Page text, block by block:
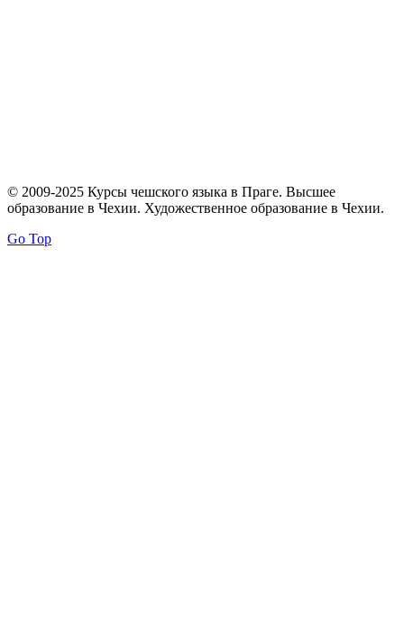
© 2009-2025 Курсы чешского языка в Праге. Высшее
образование в Чехии. Художественное образование в Чехии.
Go Top